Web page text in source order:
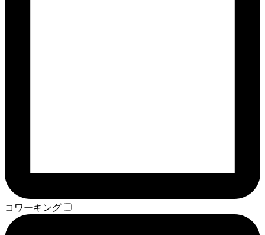
コワーキング